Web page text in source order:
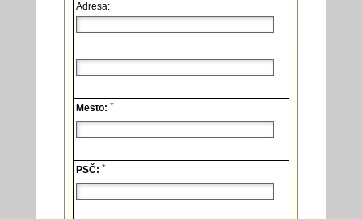
Adresa:
Mesto: *
PSČ: *